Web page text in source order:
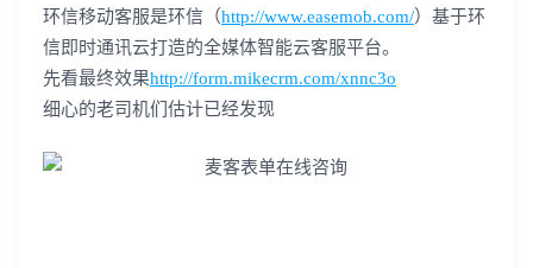
环信移动客服是环信（http://www.easemob.com/）基于环
信即时通讯云打造的全媒体智能云客服平台。
先看最终效果http://form.mikecrm.com/xnnc3o
细心的老司机们估计已经发现